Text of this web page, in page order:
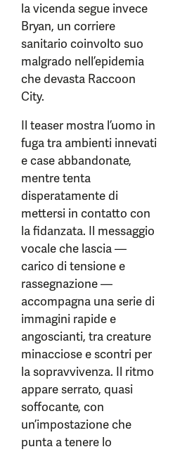
la vicenda segue invece
Bryan, un corriere
sanitario coinvolto suo
malgrado nell’epidemia
che devasta Raccoon
City.
Il teaser mostra l’uomo in
fuga tra ambienti innevati
e case abbandonate,
mentre tenta
disperatamente di
mettersi in contatto con
la fidanzata. Il messaggio
vocale che lascia —
carico di tensione e
rassegnazione —
accompagna una serie di
immagini rapide e
angoscianti, tra creature
minacciose e scontri per
la sopravvivenza. Il ritmo
appare serrato, quasi
soffocante, con
un’impostazione che
punta a tenere lo